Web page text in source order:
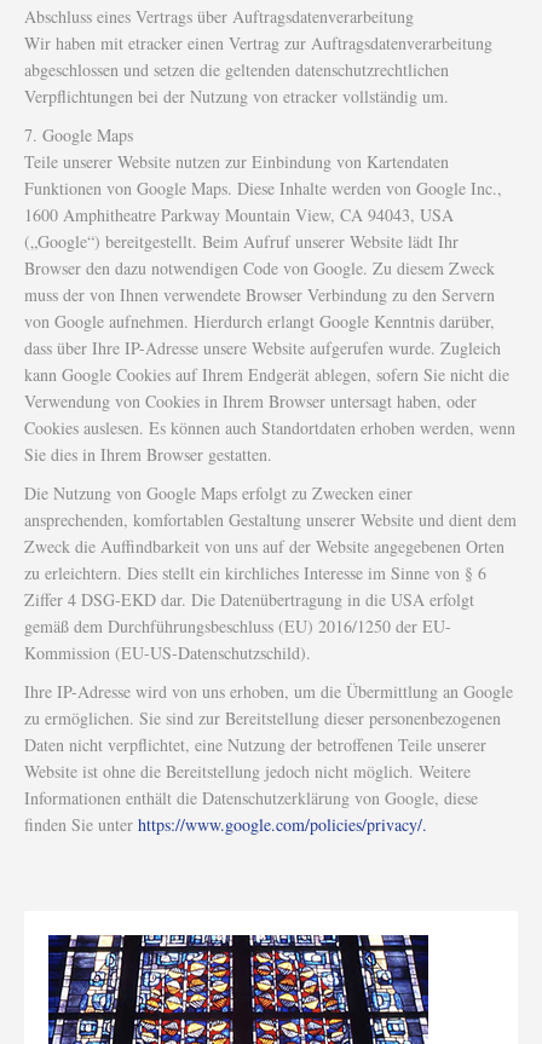
Abschluss eines Vertrags über Auftragsdatenverarbeitung
Wir haben mit etracker einen Vertrag zur Auftragsdatenverarbeitung
abgeschlossen und setzen die geltenden datenschutzrechtlichen
Verpflichtungen bei der Nutzung von etracker vollständig um.
7. Google Maps
Teile unserer Website nutzen zur Einbindung von Kartendaten
Funktionen von Google Maps. Diese Inhalte werden von Google Inc.,
1600 Amphitheatre Parkway Mountain View, CA 94043, USA
(„Google“) bereitgestellt. Beim Aufruf unserer Website lädt Ihr
Browser den dazu notwendigen Code von Google. Zu diesem Zweck
muss der von Ihnen verwendete Browser Verbindung zu den Servern
von Google aufnehmen. Hierdurch erlangt Google Kenntnis darüber,
dass über Ihre IP-Adresse unsere Website aufgerufen wurde. Zugleich
kann Google Cookies auf Ihrem Endgerät ablegen, sofern Sie nicht die
Verwendung von Cookies in Ihrem Browser untersagt haben, oder
Cookies auslesen. Es können auch Standortdaten erhoben werden, wenn
Sie dies in Ihrem Browser gestatten.
Die Nutzung von Google Maps erfolgt zu Zwecken einer
ansprechenden, komfortablen Gestaltung unserer Website und dient dem
Zweck die Auffindbarkeit von uns auf der Website angegebenen Orten
zu erleichtern. Dies stellt ein kirchliches Interesse im Sinne von § 6
Ziffer 4 DSG-EKD dar. Die Datenübertragung in die USA erfolgt
gemäß dem Durchführungsbeschluss (EU) 2016/1250 der EU-
Kommission (EU-US-Datenschutzschild).
Ihre IP-Adresse wird von uns erhoben, um die Übermittlung an Google
zu ermöglichen. Sie sind zur Bereitstellung dieser personenbezogenen
Daten nicht verpflichtet, eine Nutzung der betroffenen Teile unserer
Website ist ohne die Bereitstellung jedoch nicht möglich. Weitere
Informationen enthält die Datenschutzerklärung von Google, diese
finden Sie unter https://www.google.com/policies/privacy/.